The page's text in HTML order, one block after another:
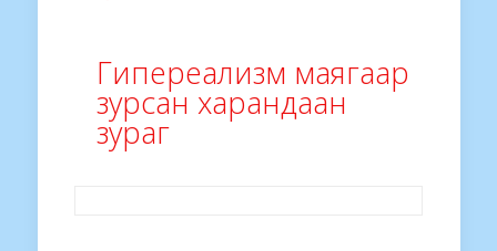
Гипереализм маягаар
зурсан харандаан
зураг